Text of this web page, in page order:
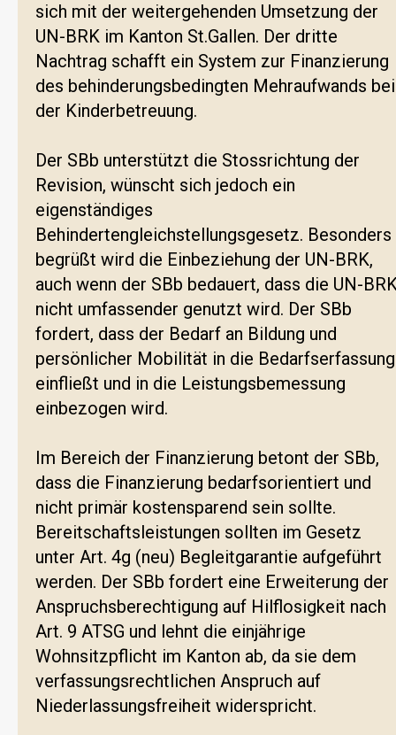
sich mit der weitergehenden Umsetzung der
UN-BRK im Kanton St.Gallen. Der dritte
Nachtrag schafft ein System zur Finanzierung
des behinderungsbedingten Mehraufwands bei
der Kinderbetreuung.
Der SBb unterstützt die Stossrichtung der
Revision, wünscht sich jedoch ein
eigenständiges
Behindertengleichstellungsgesetz. Besonders
begrüßt wird die Einbeziehung der UN-BRK,
auch wenn der SBb bedauert, dass die UN-
nicht umfassender genutzt wird. Der SBb
fordert, dass der Bedarf an Bildung und
persönlicher Mobilität in die Bedarfserfassung
einfließt und in die Leistungsbemessung
einbezogen wird.
Im Bereich der Finanzierung betont der SBb,
dass die Finanzierung bedarfsorientiert und
nicht primär kostensparend sein sollte.
Bereitschaftsleistungen sollten im Gesetz
unter Art. 4g (neu) Begleitgarantie aufgeführt
werden. Der SBb fordert eine Erweiterung der
Anspruchsberechtigung auf Hilflosigkeit nach
Art. 9 ATSG und lehnt die einjährige
Wohnsitzpflicht im Kanton ab, da sie dem
verfassungsrechtlichen Anspruch auf
Niederlassungsfreiheit widerspricht.